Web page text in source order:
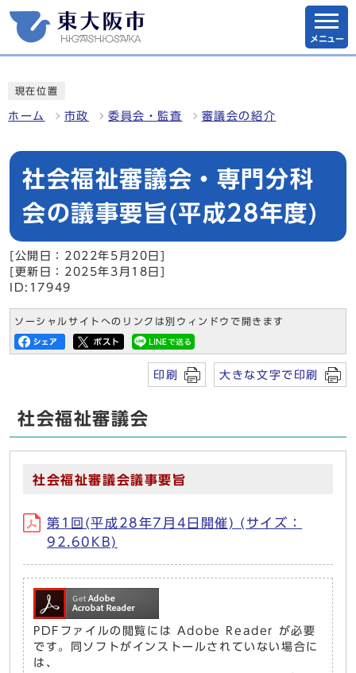
メニュー
現在位置
ホーム 市政 委員会・監査 審議会の紹介
社会福祉審議会・専門分科
会の議事要旨(平成28年度)
[公開日：2022年5月20日]
[更新日：2025年3月18日]
ID:17949
ソーシャルサイトへのリンクは別ウィンドウで開きます
印刷 大きな文字で印刷
社会福祉審議会
社会福祉審議会議事要旨
第1回(平成28年7月4日開催) (サイズ：
92.60KB)
PDFファイルの閲覧には Adobe Reader が必要
です。同ソフトがインストールされていない場合に
は、